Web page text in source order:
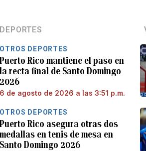
DEPORTES
OTROS DEPORTES
Puerto Rico mantiene el paso en
la recta final de Santo Domingo
2026
6 de agosto de 2026 a las 3:51 p.m.
OTROS DEPORTES
Puerto Rico asegura otras dos
medallas en tenis de mesa en
Santo Domingo 2026